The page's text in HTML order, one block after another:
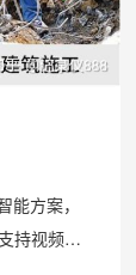
方案，
持视频即